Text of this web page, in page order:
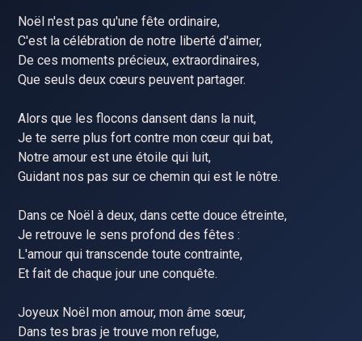
Noël n'est pas qu'une fête ordinaire,
C'est la célébration de notre liberté d'aimer,
De ces moments précieux, extraordinaires,
Que seuls deux cœurs peuvent partager.
Alors que les flocons dansent dans la nuit,
Je te serre plus fort contre mon cœur qui bat,
Notre amour est une étoile qui luit,
Guidant nos pas sur ce chemin qui est le nôtre.
Dans ce Noël à deux, dans cette douce étreinte,
Je retrouve le sens profond des fêtes :
L'amour qui transcende toute contrainte,
Et fait de chaque jour une conquête.
Joyeux Noël mon amour, mon âme sœur,
Dans tes bras je trouve mon refuge,